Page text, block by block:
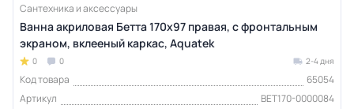
Сантехника и аксессуары
Ванна акриловая Бетта 170х97 правая, с фронтальным
экраном, вклееный каркас, Aquatek
0 0 2-4 дня
Код товара
65054
Артикул
BET170-0000084